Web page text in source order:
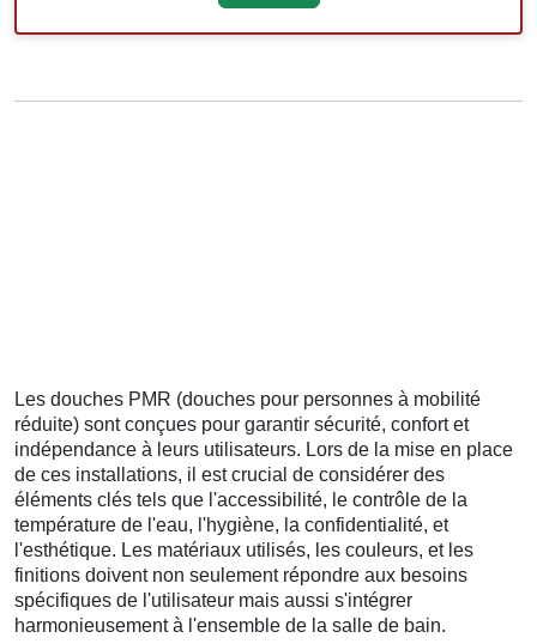
Les douches PMR (douches pour personnes à mobilité
réduite) sont conçues pour garantir sécurité, confort et
indépendance à leurs utilisateurs. Lors de la mise en place
de ces installations, il est crucial de considérer des
éléments clés tels que l'accessibilité, le contrôle de la
température de l'eau, l'hygiène, la confidentialité, et
l'esthétique. Les matériaux utilisés, les couleurs, et les
finitions doivent non seulement répondre aux besoins
spécifiques de l'utilisateur mais aussi s'intégrer
harmonieusement à l'ensemble de la salle de bain.